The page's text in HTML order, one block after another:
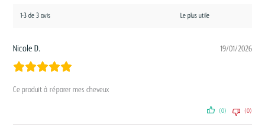
1-3 de 3 avis
Nicole D. 19/01/2026
Ce produit à réparer mes cheveux
(0) (0)